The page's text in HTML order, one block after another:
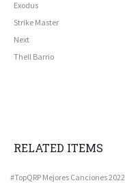
Exodus
Strike Master
Next
Thell Barrio
RELATED ITEMS
#TopQRP Mejores Canciones 2022